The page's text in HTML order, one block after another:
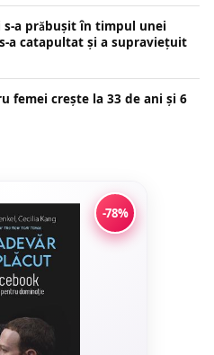
s-a prăbușit în timpul unei
a catapultat și a supraviețuit
femei crește la 33 de ani și 6
-78%